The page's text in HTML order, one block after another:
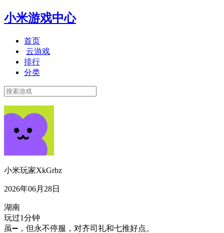
小米游戏中心
首页
云游戏
排行
分类
小米玩家XkGrbz
2026年06月28日
湖南
玩过1分钟
虽➖，但永不停服，对齐司礼和七推好点。